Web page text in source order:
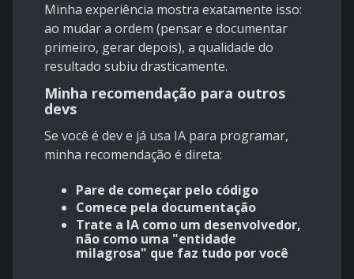
Minha experiência mostra exatamente isso:
ao mudar a ordem (pensar e documentar
primeiro, gerar depois), a qualidade do
resultado subiu drasticamente.
Minha recomendação para outros
devs
Se você é dev e já usa IA para programar,
minha recomendação é direta:
Pare de começar pelo código
Comece pela documentação​
Trate a IA como um desenvolvedor,
não como uma "entidade
milagrosa" que faz tudo por você​